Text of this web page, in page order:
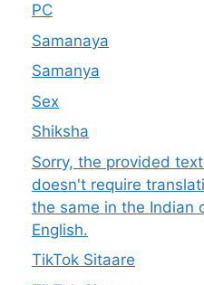
PC
Samanaya
Samanya
Sex
Shiksha
Sorry, the provided
doesn't require
the same in the Indian
English.
TikTok Sitaare